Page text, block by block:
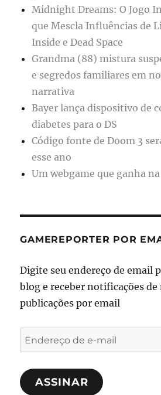
Midnight Dreams: O Jogo
que Mescla Influências de
Inside e Dead Space
Grandma (88) mistura
e segredos familiares em
narrativa
Bayer lança dispositivo de
diabetes para o DS
Código fonte de Doom 3
esse ano
Um webgame que ganha
GAMEREPORTER POR
Digite seu endereço de email
blog e receber notificações de
publicações por email
Endereço
de
e-
mailASSINAR